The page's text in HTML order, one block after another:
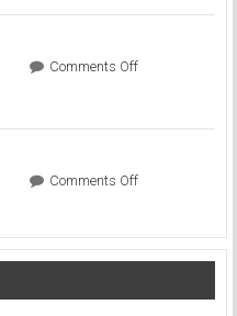
Comments Offon
Comments Offon